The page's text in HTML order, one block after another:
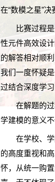
在“数模之星”
比赛过程
性元件高效设
的解答相对顺
我们一度怀疑
过结合深度学
在解题的
学建模的意义
在学校、
的高度重视和
怀，从统一购